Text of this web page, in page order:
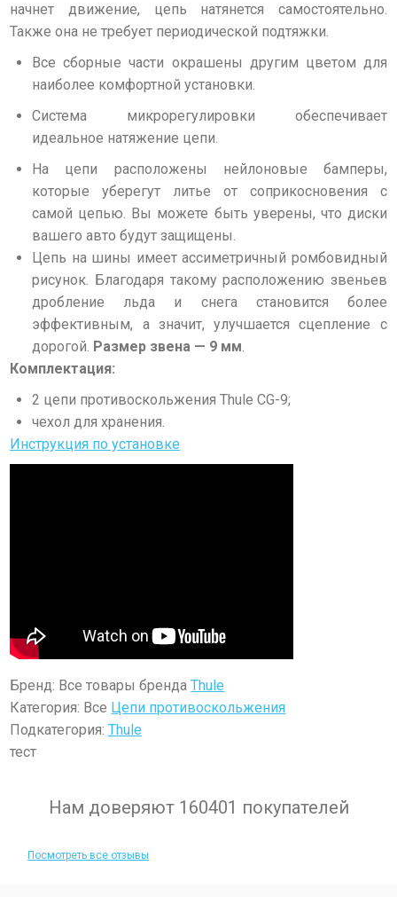
начнет движение, цепь натянется самостоятельно.
Также она не требует периодической подтяжки.
Все сборные части окрашены другим цветом для
наиболее комфортной установки.
Система микрорегулировки обеспечивает
идеальное натяжение цепи.
На цепи расположены нейлоновые бамперы,
которые уберегут литье от соприкосновения с
самой цепью. Вы можете быть уверены, что диски
вашего авто будут защищены.
Цепь на шины имеет ассиметричный ромбовидный
рисунок. Благодаря такому расположению звеньев
дробление льда и снега становится более
эффективным, а значит, улучшается сцепление с
дорогой. Размер звена — 9 мм.
Комплектация:
2 цепи противоскольжения Thule CG-9;
чехол для хранения.
Инструкция по установке
Бренд: Все товары брендаThule
Категория: Все Цепи противоскольжения
Подкатегория:Thule
тест
Нам доверяют 160401 покупателей
Посмотреть все отзывы